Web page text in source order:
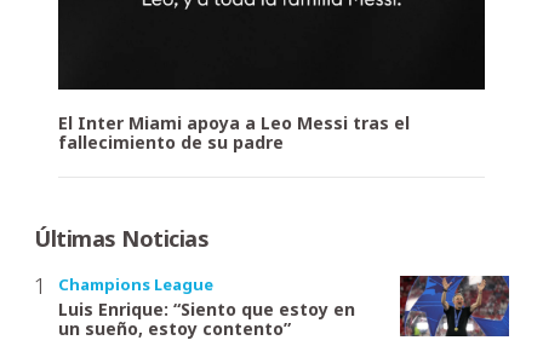
El Inter Miami apoya a Leo Messi tras el
fallecimiento de su padre
Últimas Noticias
Champions League
Luis Enrique: “Siento que estoy en
un sueño, estoy contento”